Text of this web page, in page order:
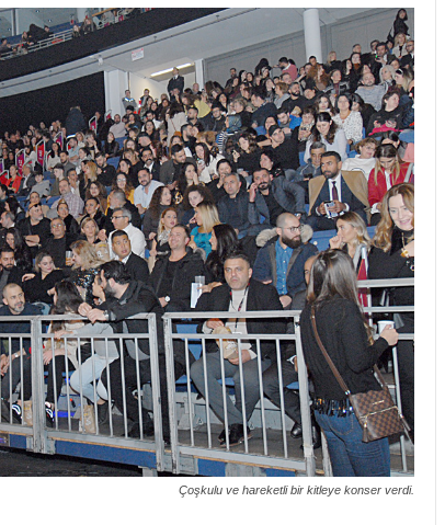
Çoşkulu ve hareketli bir kitleye konser verdi.